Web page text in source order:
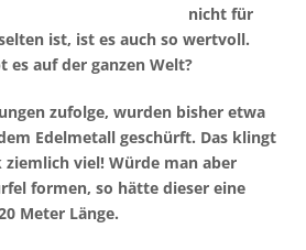
nicht für
ist, ist es auch so wertvoll.
es auf der ganzen Welt?
zufolge, wurden bisher etwa
Edelmetall geschürft. Das klingt
viel! Würde man aber
formen, so hätte dieser eine
Meter Länge.